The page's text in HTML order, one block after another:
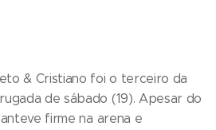
& Cristiano foi o terceiro da
de sábado (19). Apesar do
firme na arena e